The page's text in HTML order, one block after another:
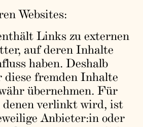
Websites:
Links zu externen
auf deren Inhalte
haben. Deshalb
fremden Inhalte
übernehmen. Für
verlinkt wird, ist
Anbieter:in oder